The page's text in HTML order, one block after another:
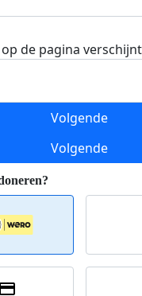
de pagina verschijnt
Volgende
Volgende